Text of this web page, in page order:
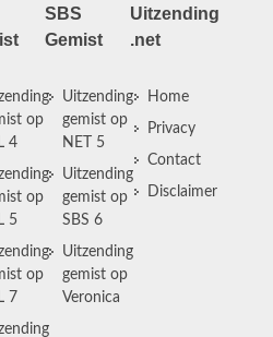
op
4
op
5
op
7
SBS
Gemist
Uitzending
gemist op
NET 5
Uitzending
gemist op
SBS 6
Uitzending
gemist op
Veronica
Uitzending
.net
Home
Privacy
Contact
Disclaimer